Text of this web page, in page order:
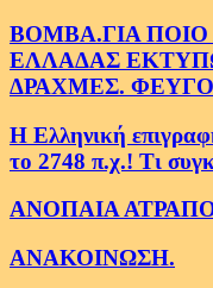
ΒΟΜΒΑ.ΓΙΑ
ΕΛΛΑΔΑΣ
ΔΡΑΧΜΕΣ.
Η Ελληνική
το 2748 π.χ.! Τι
ΑΝΟΠΑΙΑ
ΑΝΑΚΟΙΝΩΣΗ.